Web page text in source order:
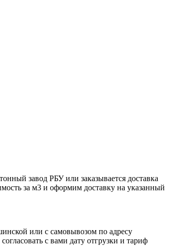
завод РБУ или заказывается доставка
за м3 и оформим доставку на указанный
или с самовывозом по адресу
с вами дату отгрузки и тариф